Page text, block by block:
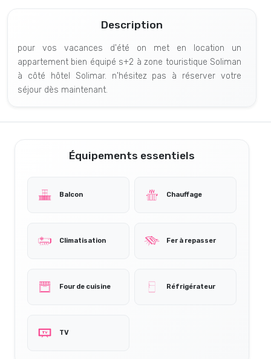
Description
pour vos vacances d'été on met en location un
appartement bien équipé s+2 à zone touristique Soliman
à côté hôtel Solimar. n'hésitez pas à réserver votre
séjour dès maintenant.
Équipements essentiels
Balcon Chauffage
Climatisation Fer à repasser
Four de cuisine Réfrigérateur
TV